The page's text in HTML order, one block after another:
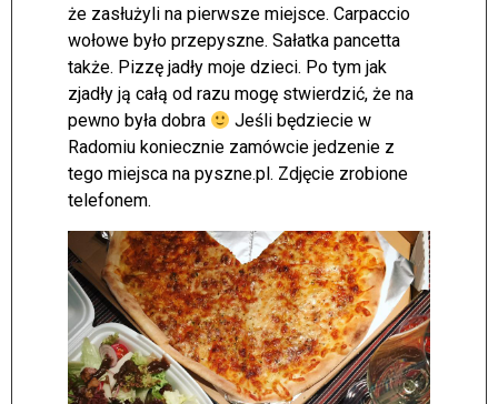
że zasłużyli na pierwsze miejsce. Carpaccio
wołowe było przepyszne. Sałatka pancetta
także. Pizzę jadły moje dzieci. Po tym jak
zjadły ją całą od razu mogę stwierdzić, że na
pewno była dobra
Jeśli będziecie w
Radomiu koniecznie zamówcie jedzenie z
tego miejsca na pyszne.pl. Zdjęcie zrobione
telefonem.